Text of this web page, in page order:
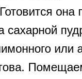
сахарной
или